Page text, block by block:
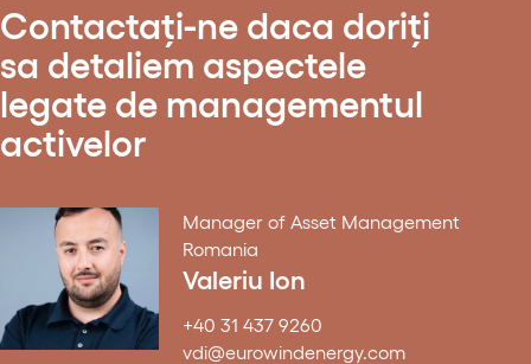
Contactați-ne daca doriți
sa detaliem aspectele
legate de managementul
activelor
Manager of Asset Management
Romania
Valeriu Ion
+40 31 437 9260
vdi@eurowindenergy.com